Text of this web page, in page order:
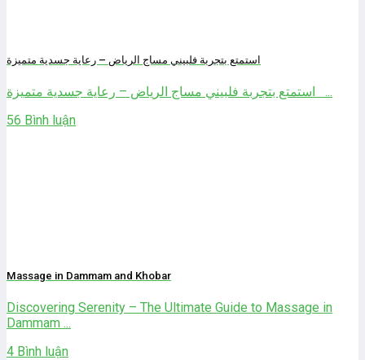
استمتع بتجربة فلبيني مساج الرياض – رعاية جسدية متميزة
استمتع بتجربة فلبيني مساج الرياض – رعاية جسدية متميزة ...
56 Bình luận
Massage in Dammam and Khobar
Discovering Serenity – The Ultimate Guide to Massage in
Dammam ...
4 Bình luận